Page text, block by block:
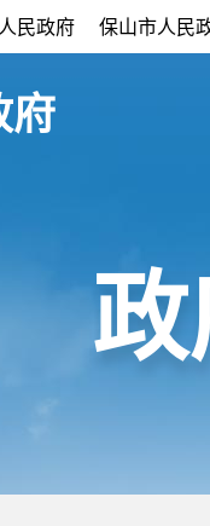
民政府 保山市人民
府